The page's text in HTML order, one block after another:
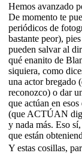
Hemos avanzado
De momento te
periódicos de
bastante peor),
pueden salvar al
qué enanito de
siquiera, como
una actor bregado
reconozco) o dar
que actúan en
(que ACTÚAN
y nada más. Eso
que están
Y estas cosillas,